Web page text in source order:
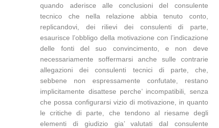
quando aderisce alle conclusioni del consulente
tecnico che nella relazione abbia tenuto conto,
replicandovi, dei rilievi dei consulenti di parte,
esaurisce l’obbligo della motivazione con l’indicazione
delle fonti del suo convincimento, e non deve
necessariamente soffermarsi anche sulle contrarie
allegazioni dei consulenti tecnici di parte, che,
sebbene non espressamente confutate, restano
implicitamente disattese perche’ incompatibili, senza
che possa configurarsi vizio di motivazione, in quanto
le critiche di parte, che tendono al riesame degli
elementi di giudizio gia’ valutati dal consulente